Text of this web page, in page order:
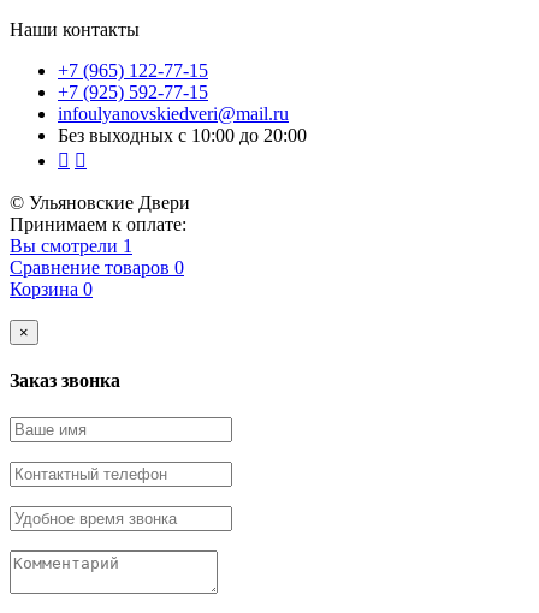
Наши контакты
+7 (965) 122-77-15
+7 (925) 592-77-15
infoulyanovskiedveri@mail.ru
Без выходных с 10:00 до 20:00
© Ульяновские Двери
Принимаем к оплате:
Вы смотрели 1
Сравнение товаров 0
Корзина 0
×
Заказ звонка